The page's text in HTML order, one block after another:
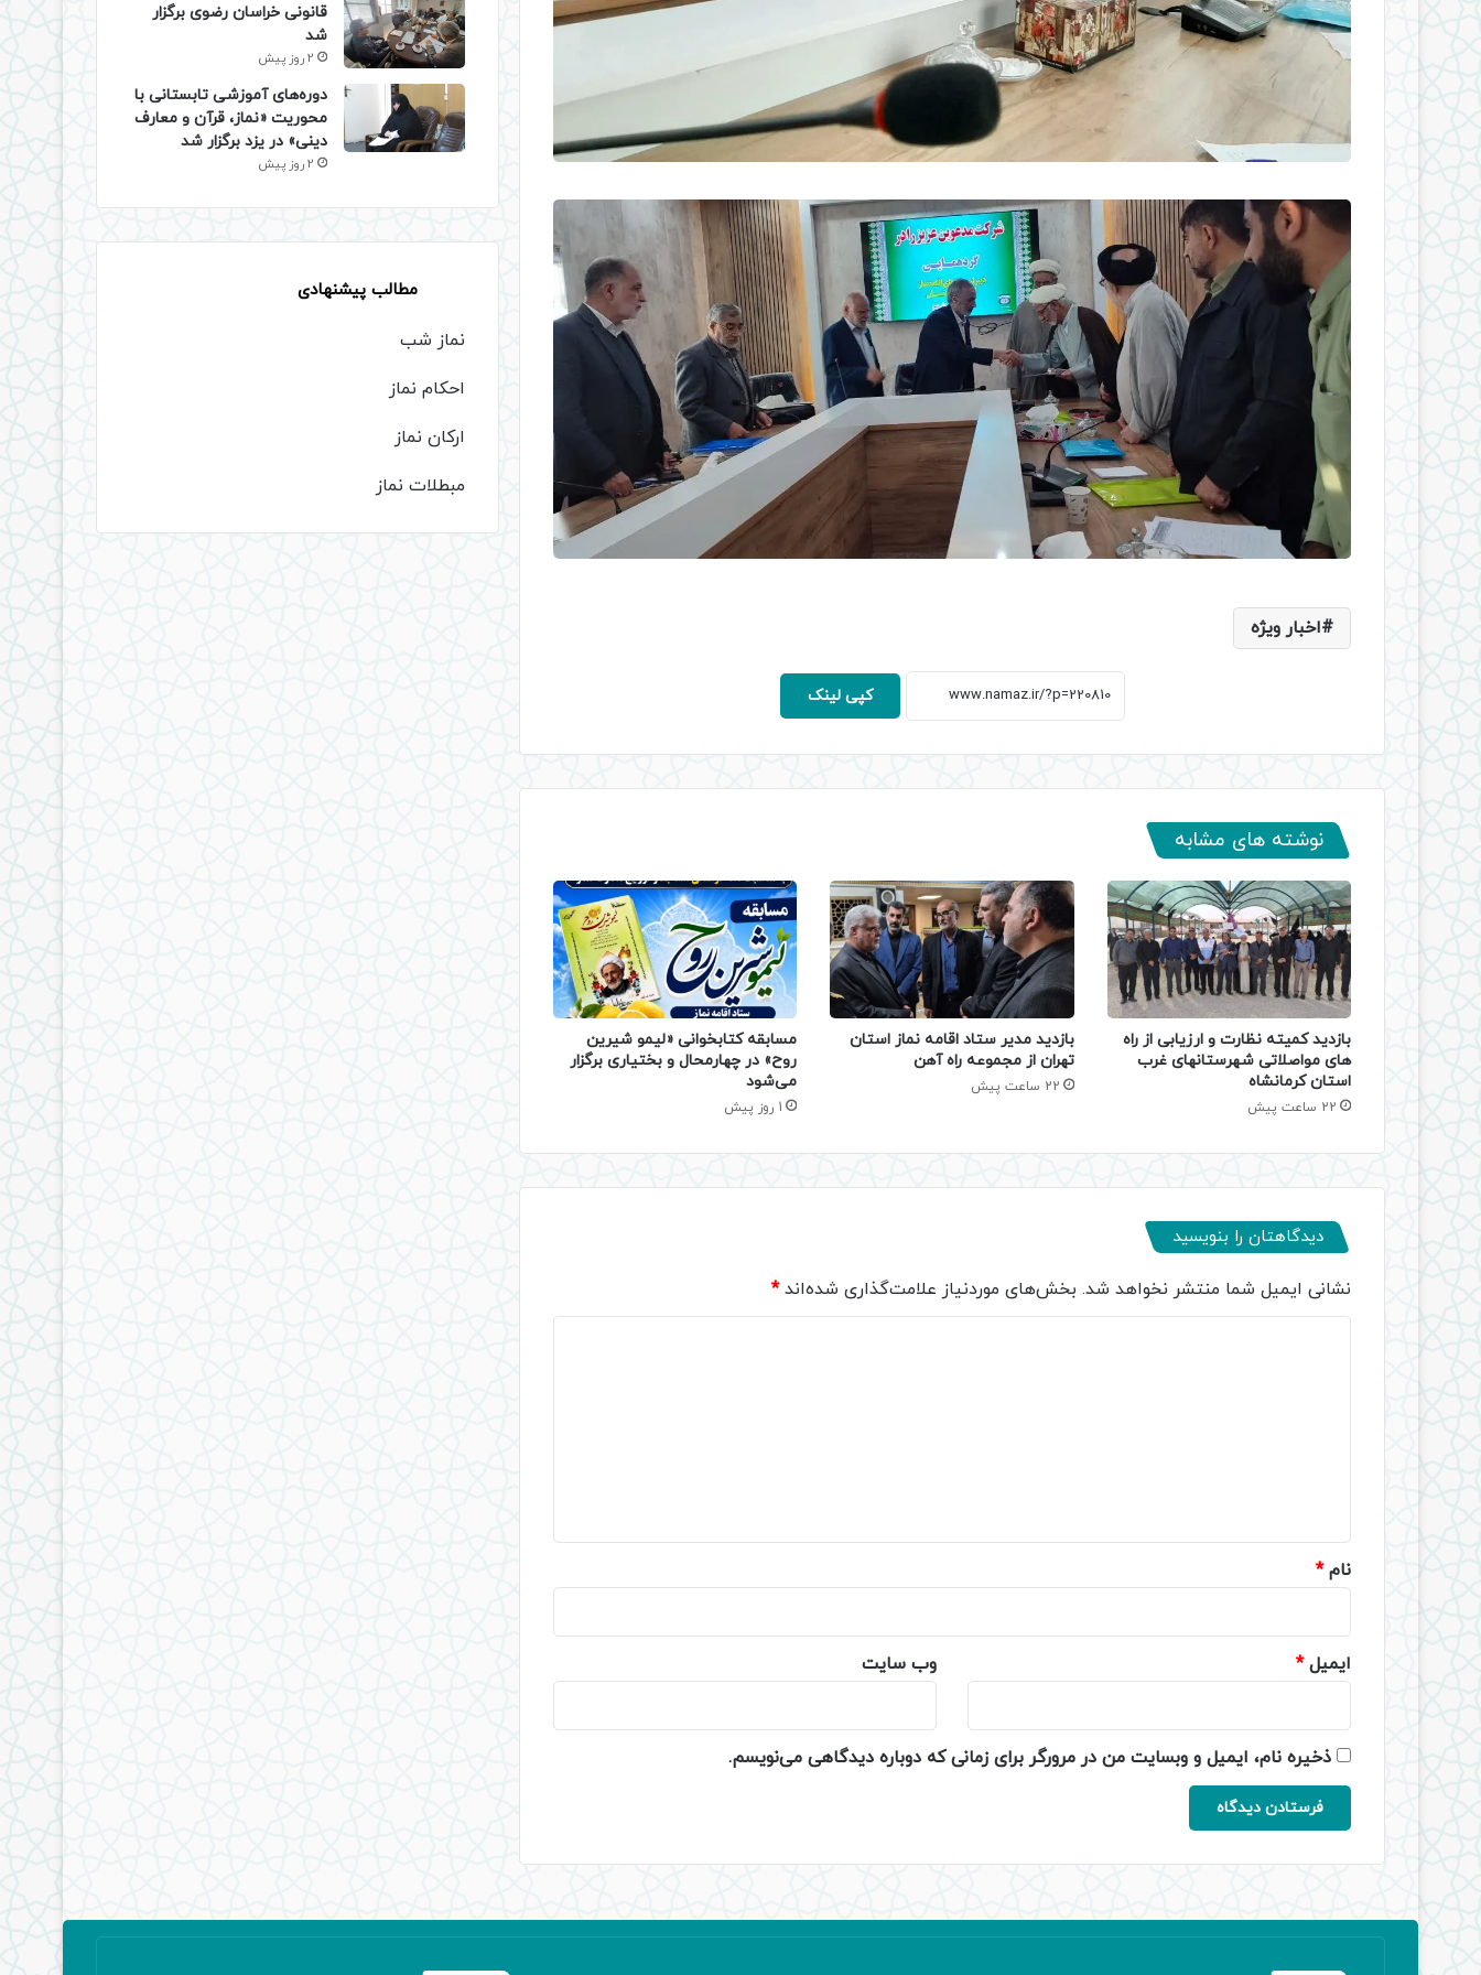
اخبار ویژه
کپی لینک
نوشته های مشابه
بازدید کمیته نظارت و ارزیابی از راه
های مواصلاتی شهرستانهای غرب
استان کرمانشاه
22 ساعت پیش
بازدید مدیر ستاد اقامه نماز استان
تهران از مجموعه راه آهن
22 ساعت پیش
مسابقه کتابخوانی «لیمو شیرین
روح» در چهارمحال و بختیاری برگزار
می‌شود
1 روز پیش
دیدگاهتان را بنویسید
نشانی ایمیل شما منتشر نخواهد شد. بخش‌های موردنیاز علامت‌گذاری شده‌اند*
نام*
ایمیل* وب‌ سایت
ذخیره نام، ایمیل و وبسایت من در مرورگر برای زمانی که دوباره دیدگاهی می‌نویسم.
قانونی خراسان رضوی برگزار
شد
2 روز پیش
دوره‌های آموزشی تابستانی با
محوریت «نماز، قرآن و معارف
دینی» در یزد برگزار شد
2 روز پیش
مطالب پیشنهادی
نماز شب
احکام نماز
ارکان نماز
مبطلات نماز